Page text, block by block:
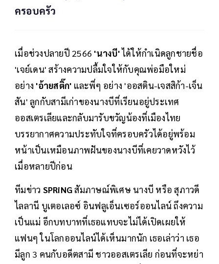
ครอบครัว
เมื่อช่วงปลายปี 2566 'นางบี'ได้ให้กำเนิดลูกชายชื่อ
'เจย์เดน' สร้างความปลื้มใจให้กับคุณพ่อมือใหม่
อย่าง 'อ้ายสติ๊ก' และพี่ๆ อย่าง 'ออสติน-เจสสิก้า-เจ็น
สัน' ลูกกับสามีเก่าของนางบีที่เรียนอยู่ประเทศ
ออสเตรเลียและกลับมารับขวัญน้องที่เมืองไทย
บรรยากาศความประทับใจที่ครอบครัวได้อยู่พร้อม
หน้าเป็นเหมือนภาพฝันของนางบีที่เคยวาดหวังไว้
เมื่อหลายปีก่อน
ทีมข่าว SPRiNGสัมภาษณ์พิเศษ นางบี หรือ สุภาวดี
ไลลานี บูเตอเลอซ์ อินฟลูเอ็นเซอร์ออนไลน์ ถึงความ
เป็นแม่ อีกบทบาทที่เธอแทบจะไม่ได้เปิดเผยให้
แฟนๆ ในโลกออนไลน์ได้เห็นมากนัก เธอเล่าว่า เธอ
มีลูก 3 คนกับอดีตสามี ชาวออสเตรเลีย ก่อนที่จะหย่า